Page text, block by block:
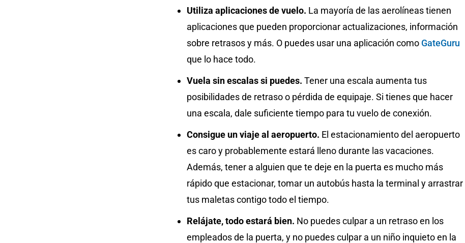
Utiliza aplicaciones de vuelo. La mayoría de las aerolíneas tienen
aplicaciones que pueden proporcionar actualizaciones, información
sobre retrasos y más. O puedes usar una aplicación como GateGuru
que lo hace todo.
Vuela sin escalas si puedes. Tener una escala aumenta tus
posibilidades de retraso o pérdida de equipaje. Si tienes que hacer
una escala, dale suficiente tiempo para tu vuelo de conexión.
Consigue un viaje al aeropuerto. El estacionamiento del aeropuerto
es caro y probablemente estará lleno durante las vacaciones.
Además, tener a alguien que te deje en la puerta es mucho más
rápido que estacionar, tomar un autobús hasta la terminal y arrastrar
tus maletas contigo todo el tiempo.
Relájate, todo estará bien. No puedes culpar a un retraso en los
empleados de la puerta, y no puedes culpar a un niño inquieto en la